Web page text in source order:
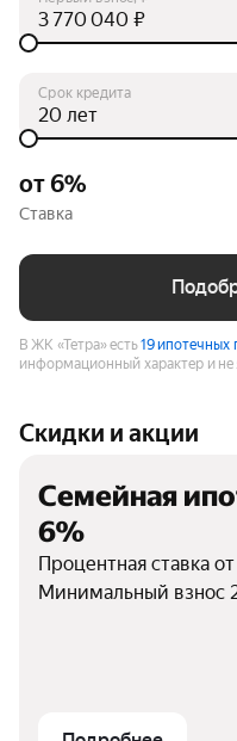
₽
Срок кредита
лет
от 6%
Ставка
В ЖК «Тетра» есть19 ипотечных
информационный характер и
Скидки и акции
Семейная
6%
Процентная ставка от
Минимальный взнос
Сбербанк,